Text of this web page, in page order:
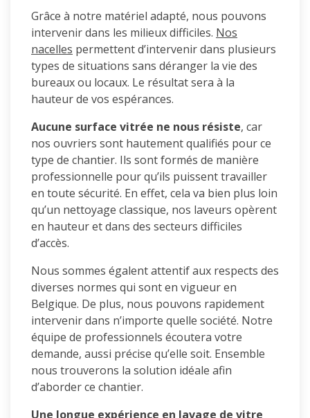
Grâce à notre matériel adapté, nous pouvons
intervenir dans les milieux difficiles. Nos
nacelles permettent d’intervenir dans plusieurs
types de situations sans déranger la vie des
bureaux ou locaux. Le résultat sera à la
hauteur de vos espérances.
Aucune surface vitrée ne nous résiste, car
nos ouvriers sont hautement qualifiés pour ce
type de chantier. Ils sont formés de manière
professionnelle pour qu’ils puissent travailler
en toute sécurité. En effet, cela va bien plus loin
qu’un nettoyage classique, nos laveurs opèrent
en hauteur et dans des secteurs difficiles
d’accès.
Nous sommes égalent attentif aux respects des
diverses normes qui sont en vigueur en
Belgique. De plus, nous pouvons rapidement
intervenir dans n’importe quelle société. Notre
équipe de professionnels écoutera votre
demande, aussi précise qu’elle soit. Ensemble
nous trouverons la solution idéale afin
d’aborder ce chantier.
Une longue expérience en lavage de vitre